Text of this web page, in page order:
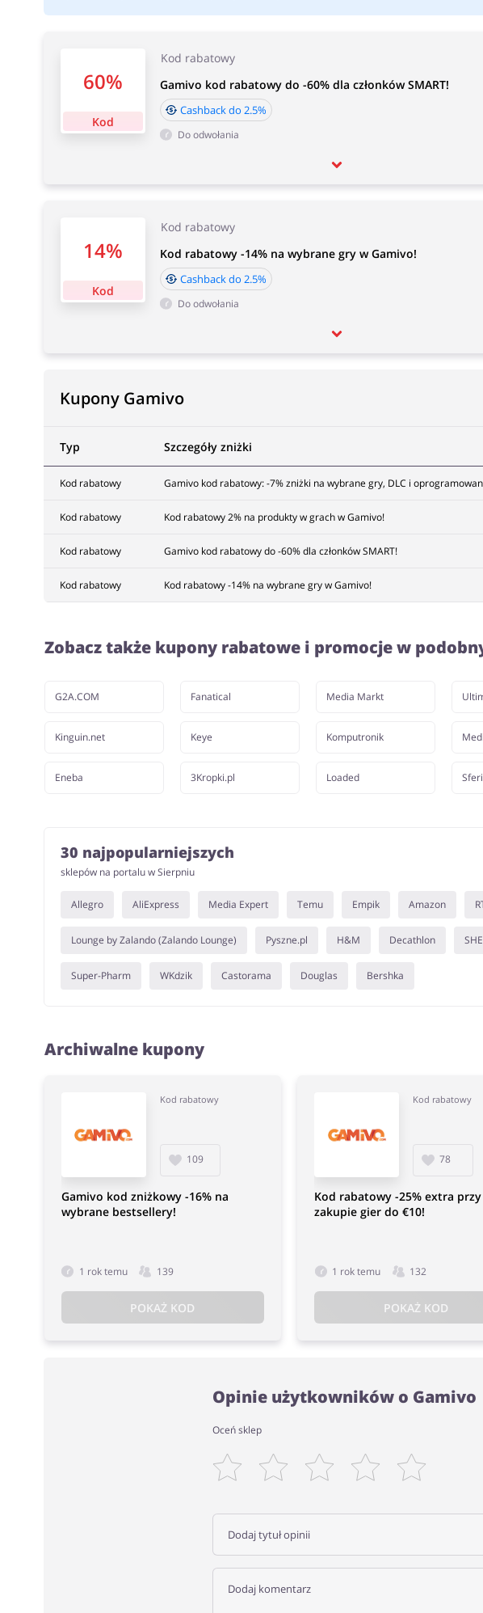
60%
Kod
Kod rabatowy
Gamivo kod rabatowy do -60% dla członków SMART!
Cashback do 2.5%
Do odwołania
14%
Kod
Kod rabatowy
Kod rabatowy -14% na wybrane gry w Gamivo!
Cashback do 2.5%
Do odwołania
Kupony Gamivo
Typ Szczegóły zniżki
Kod rabatowy Gamivo kod rabatowy: -7% zniżki na wybrane gry, DLC i
Kod rabatowy Kod rabatowy 2% na produkty w grach w Gamivo!
Kod rabatowy Gamivo kod rabatowy do -60% dla członków SMART!
Kod rabatowy Kod rabatowy -14% na wybrane gry w Gamivo!
Zobacz także kupony rabatowe i promocje w
G2A.COM
Kinguin.net
Eneba
Fanatical
Keye
3Kropki.pl
Media Markt
Komputronik
Loaded
30 najpopularniejszych
sklepów na portalu w Sierpniu
Allegro AliExpress Media Expert Temu Empik Amazon
Lounge by Zalando (Zalando Lounge) Pyszne.pl H&M Decathlon
Super-Pharm WKdzik Castorama Douglas Bershka
Archiwalne kupony
Kod rabatowy
109
Gamivo kod zniżkowy -16% na
wybrane bestsellery!
1 rok temu 139
POKAŻ KOD
Kod rabatowy
78
Kod rabatowy -25% extra przy
zakupie gier do €10!
1 rok temu 132
POKAŻ KOD
Opinie użytkowników o Gamivo
Oceń sklep